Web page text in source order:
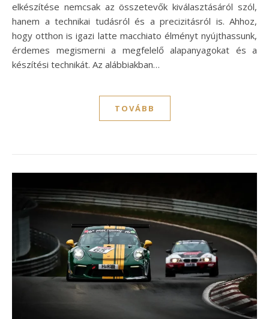
elkészítése nemcsak az összetevők kiválasztásáról szól,
hanem a technikai tudásról és a precizitásról is. Ahhoz,
hogy otthon is igazi latte macchiato élményt nyújthassunk,
érdemes megismerni a megfelelő alapanyagokat és a
készítési technikát. Az alábbiakban…
TOVÁBB